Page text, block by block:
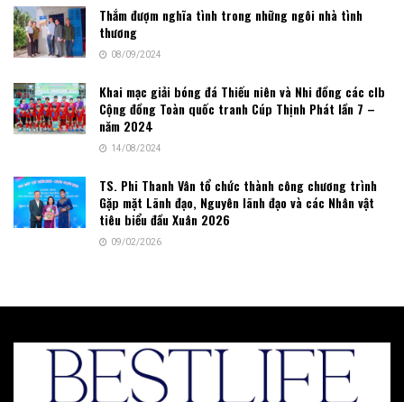
Thắm đượm nghĩa tình trong những ngôi nhà tình
thương
08/09/2024
Khai mạc giải bóng đá Thiếu niên và Nhi đồng các clb
Cộng đồng Toàn quốc tranh Cúp Thịnh Phát lần 7 –
năm 2024
14/08/2024
TS. Phi Thanh Vân tổ chức thành công chương trình
Gặp mặt Lãnh đạo, Nguyên lãnh đạo và các Nhân vật
tiêu biểu đầu Xuân 2026
09/02/2026